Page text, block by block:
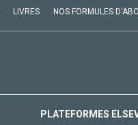
LIVRES NOS FORMULES
PLATEFORMES